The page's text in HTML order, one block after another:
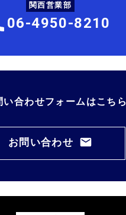
関西営業部
06-4950-8210
い合わせフォームはこちら
お問い合わせ